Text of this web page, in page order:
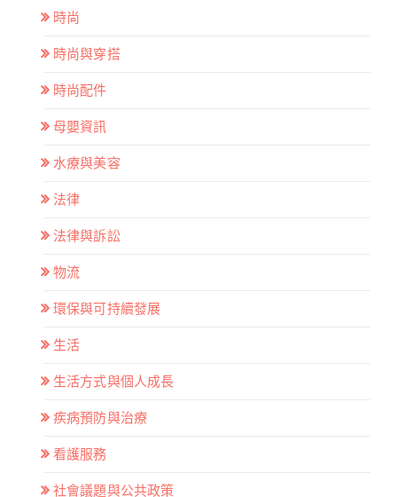
時尚
時尚與穿搭
時尚配件
母嬰資訊
水療與美容
法律
法律與訴訟
物流
環保與可持續發展
生活
生活方式與個人成長
疾病預防與治療
看護服務
社會議題與公共政策